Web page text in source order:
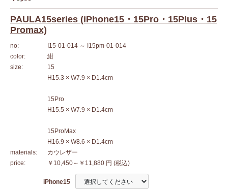
PAULA15series (iPhone15・15Pro・15Plus・15
Promax)
no: I15-01-014 ～ I15pm-01-014
color:
紺
size:
15
H15.3 × W7.9 × D1.4cm
15Pro
H15.5 × W7.9 × D1.4cm
15ProMax
H16.9 × W8.6 × D1.4cm
materials:
カウレザー
price:
￥10,450～￥11,880 円 (税込)
iPhone15